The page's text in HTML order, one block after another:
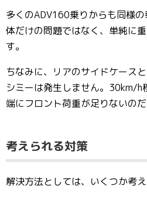
多くのADV160乗りからも同様
体だけの問題ではなく、単純に
す。
ちなみに、リアのサイドケース
シミーは発生しません。30km/h
端にフロント荷重が足りないのだ
考えられる対策
解決方法としては、いくつか考え